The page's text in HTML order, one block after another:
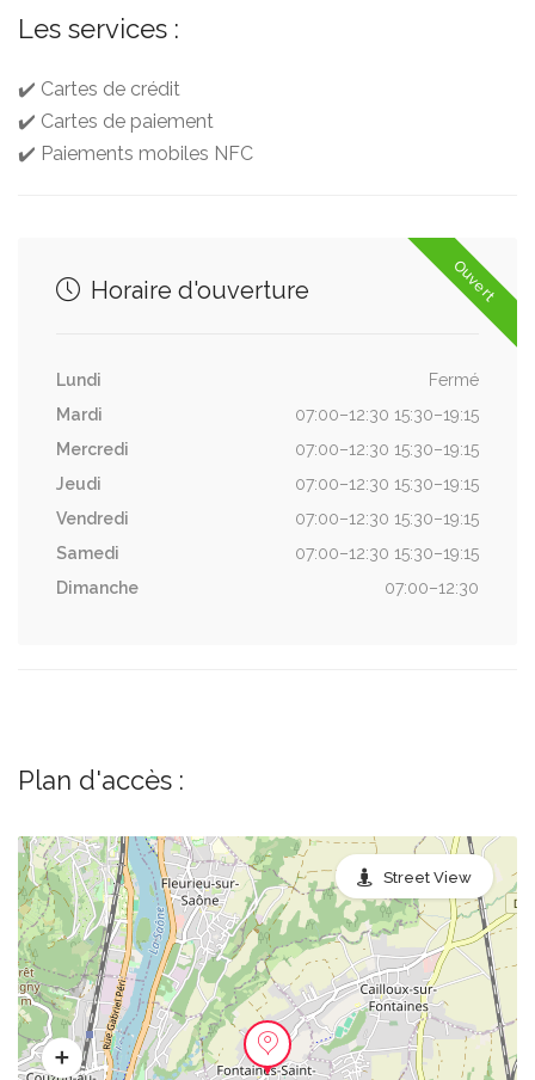
Les services :
✔️ Cartes de crédit
✔️ Cartes de paiement
✔️ Paiements mobiles NFC
Ouvert
Horaire d'ouverture
Lundi
Fermé
Mardi
07:00–12:30 15:30–19:15
Mercredi
07:00–12:30 15:30–19:15
Jeudi
07:00–12:30 15:30–19:15
Vendredi
07:00–12:30 15:30–19:15
Samedi
07:00–12:30 15:30–19:15
Dimanche
07:00–12:30
Plan d'accès :
Street View